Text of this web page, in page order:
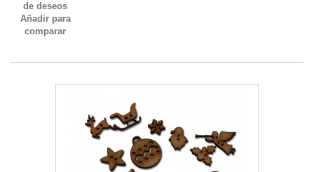
de deseos
Añadir para
comparar